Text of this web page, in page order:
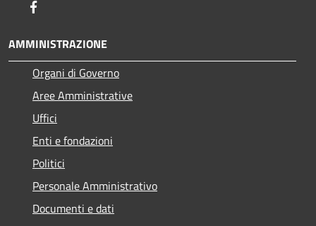
AMMINISTRAZIONE
Organi di Governo
Aree Amministrative
Uffici
Enti e fondazioni
Politici
Personale Amministrativo
Documenti e dati